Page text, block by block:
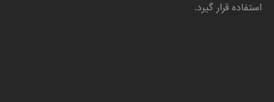
استفاده قرار گیرد.